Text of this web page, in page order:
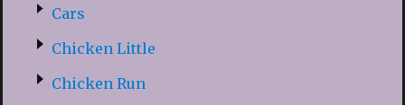
Cars
Chicken Little
Chicken Run